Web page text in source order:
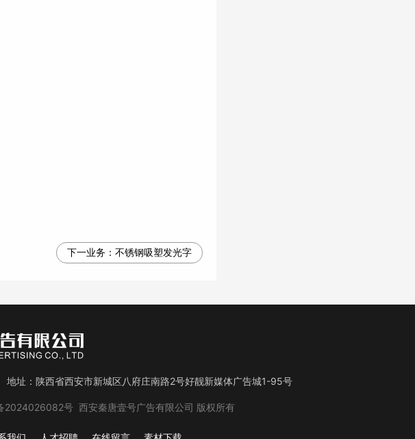
下一业务： 不锈钢吸塑发光字
地址：陕西省西安市新城区八府庄南路2号好靓新媒体广告城1-95号
2024026082号 西安秦唐壹号广告有限公司 版权所有